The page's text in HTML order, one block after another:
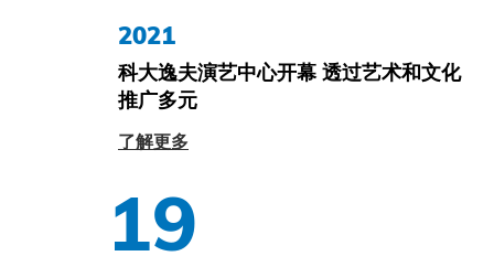
2021
科大逸夫演艺中心开幕 透过艺术和文化
推广多元
了解更多
19